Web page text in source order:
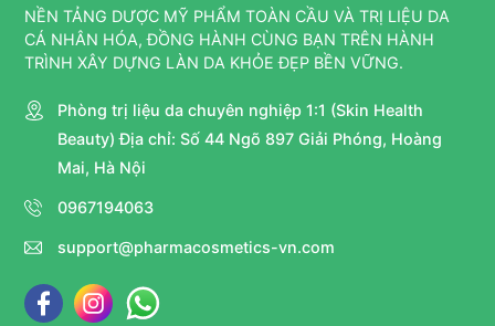
NỀN TẢNG DƯỢC MỸ PHẨM TOÀN CẦU VÀ TRỊ LIỆU DA
CÁ NHÂN HÓA, ĐỒNG HÀNH CÙNG BẠN TRÊN HÀNH
TRÌNH XÂY DỰNG LÀN DA KHỎE ĐẸP BỀN VỮNG.
Phòng trị liệu da chuyên nghiệp 1:1 (Skin Health
Beauty) Địa chỉ: Số 44 Ngõ 897 Giải Phóng, Hoàng
Mai, Hà Nội
0967194063
support@pharmacosmetics-vn.com